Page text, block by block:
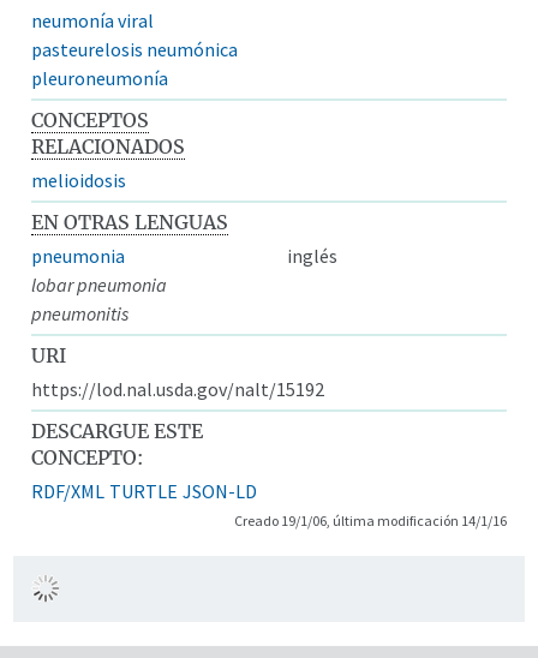
neumonía viral
pasteurelosis neumónica
pleuroneumonía
CONCEPTOS
RELACIONADOS
melioidosis
EN OTRAS LENGUAS
pneumonia
inglés
lobar pneumonia
pneumonitis
URI
https://lod.nal.usda.gov/nalt/15192
DESCARGUE ESTE
CONCEPTO:
RDF/XML TURTLE JSON-LD
Creado 19/1/06, última modificación 14/1/16